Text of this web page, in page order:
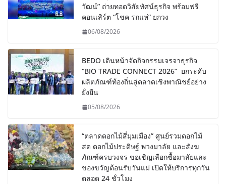
วัฒน์” ถ่ายทอดวิสัยทัศน์ธุรกิจ พร้อมฟรี
คอนเสิร์ต “โชค รถแห่” ยกวง
06/08/2026
BEDO เดินหน้าจัดกิจกรรมเจรจาธุรกิจ
“BIO TRADE CONNECT 2026” ยกระดับ
ผลิตภัณฑ์ท้องถิ่นสู่ตลาดเชิงพาณิชย์อย่าง
ยั่งยืน
05/08/2026
“ตลาดดอกไม้สี่มุมเมือง” ศูนย์รวมดอกไม้
สด ดอกไม้ประดิษฐ์ พวงมาลัย และสังฆ
ภัณฑ์ครบวงจร ขอเชิญเลือกซื้อมาลัยและ
ของขวัญต้อนรับวันแม่ เปิดให้บริการทุกวัน
ตลอด 24 ชั่วโมง